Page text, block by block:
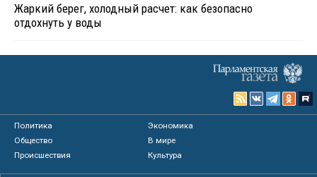
Жаркий берег, холодный расчет: как безопасно
отдохнуть у воды
Политика
Экономика
Общество
В мире
Происшествия
Культура